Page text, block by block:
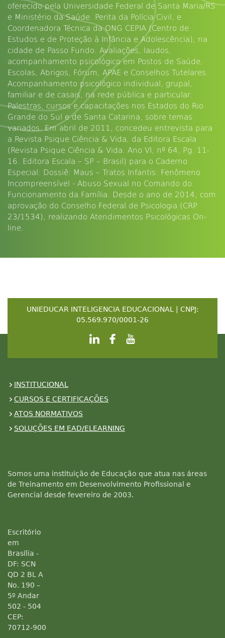
oferecido pela Universidade Federal de Santa Maria/RS
e Ministério da Saúde. Perita da Polícia Civil, e
Coordenadora Técnica da ONG CEPIA (Centro de
Estudos e de Proteção à Infância e Adolescência), na
cidade de Passo Fundo. Avaliações, laudos,
acompanhamento psicológico em Postos de Saúde,
Escolas, Abrigos, Fórum, APAE e Conselhos Tutelares.
Acompanhamento psicológico individual, grupal,
familiar e de casais, na rede pública e particular.
Palestras, cursos e capacitações nos Estados do Rio
Grande do Sul e de Santa Catarina, sobre temas
variados. Em abril de 2011, concedeu entrevista para
a Revista Psique Ciência & Vida, da Editora Escala
(Revista Psique Ciência & Vida. Ano VI, nº 64, Pg. 11-
16. Editora Escala – SP – Brasil) para o Caderno
Especial: Dossiê: Maus – Tratos Infantis: Fenômeno
Incompreensível - Abuso Sexual no Comando do
Funcionamento da Família. Desde o ano de 2014, com
aprovação do Conselho Federal de Psicologia (CRP
23/1534), realizando Atendimentos Psicológicas On-
line.
UNIEDUCAR INTELIGENCIA EDUCACIONAL | CNPJ:
05.569.970/0001-26
INSTITUCIONAL
CURSOS E CERTIFICAÇÕES
ATOS NORMATIVOS
SOLUÇÕES EM EAD/ELEARNING
Somos uma instituição de Educação que atua nas áreas
de Treinamento em Desenvolvimento Profissional e
Gerencial desde fevereiro de 2003.
Escritório
em
Brasília -
DF: SCN
QD 2 BL A
No. 190 –
5º Andar
502 - 504
CEP:
70712-900